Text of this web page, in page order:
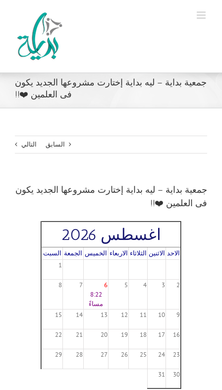
جمعية بداية – ليه بداية إختارت مشروعها الجديد يكون
فى العلمين ❤️!!
السابق التالي
جمعية بداية – ليه بداية إختارت مشروعها الجديد يكون
فى العلمين ❤️!!
اغسطس 2026
الاحد الاثنين الثلاثاء الاربعاء الخميس الجمعة السبت
1
2
3
4
5
6
8:22
مساءً
7
8
9
10
11
12
13
14
15
16
17
18
19
20
21
22
23
24
25
26
27
28
29
30
31